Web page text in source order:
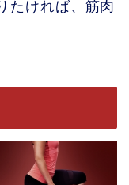
たければ、筋肉